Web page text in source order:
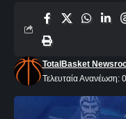
Τελευταία
TotalBasket